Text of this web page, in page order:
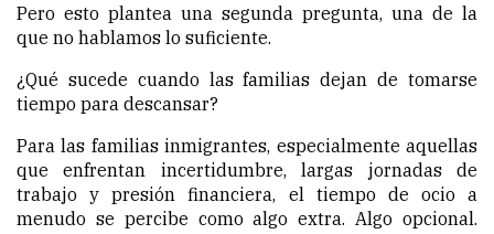
Pero esto plantea una segunda pregunta, una de la
que no hablamos lo suficiente.
¿Qué sucede cuando las familias dejan de tomarse
tiempo para descansar?
Para las familias inmigrantes, especialmente aquellas
que enfrentan incertidumbre, largas jornadas de
trabajo y presión financiera, el tiempo de ocio a
menudo se percibe como algo extra. Algo opcional.